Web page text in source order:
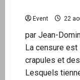
Event 22
par Jean-
La censure est
crapules et
Lesquels